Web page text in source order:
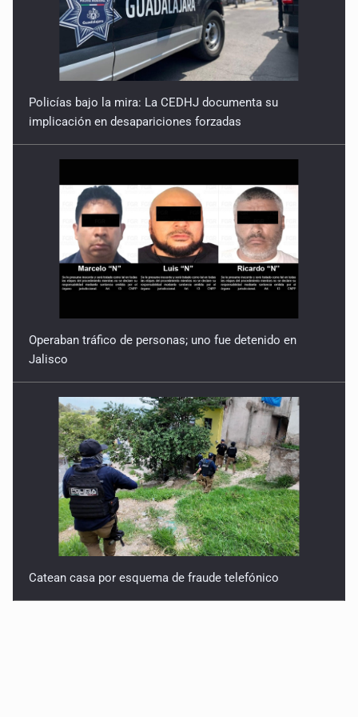
4 de Febrero de 2026
Policías bajo la mira: La CEDHJ documenta su
implicación en desapariciones forzadas
Operaban tráfico de personas; uno fue detenido en
Jalisco
Catean casa por esquema de fraude telefónico